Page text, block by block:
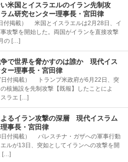
米国とイスラエルのイラン先制攻
ム研究センター理事長・宮田律
付掲載） 米国とイスラエルは2月28日、イ
攻撃を開始した。両国がイランを直接攻撃
の […]
で世界を脅かすのは誰か 現代イス
ー理事長・宮田律
日付掲載） トランプ米政府が6月22日、突
核施設を先制攻撃【既報】したことによ
スラエ […]
るイラン攻撃の深層 現代イスラム
事長・宮田律
日付掲載） パレスチナ・ガザへの軍事行動
ルが13日、突如としてイランへの攻撃を開
[…]